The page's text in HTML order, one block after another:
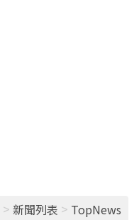
> 新聞列表 > TopNews